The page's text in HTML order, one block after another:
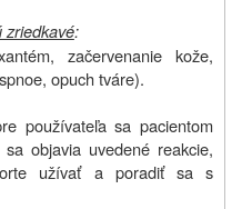
zriedkavé:
začervenanie kože,
opuch tváre).
používateľa sa pacientom
objavia uvedené reakcie,
užívať a poradiť sa s